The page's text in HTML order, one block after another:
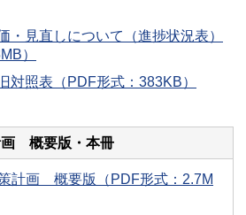
見直しについて（進捗状況表）
）
照表（PDF形式：383KB）
画 概要版・本冊
計画 概要版（PDF形式：2.7M